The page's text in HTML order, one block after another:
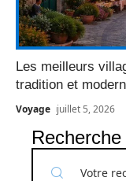
Les meilleurs
tradition et
Voyage juillet 5, 2026
Recherche